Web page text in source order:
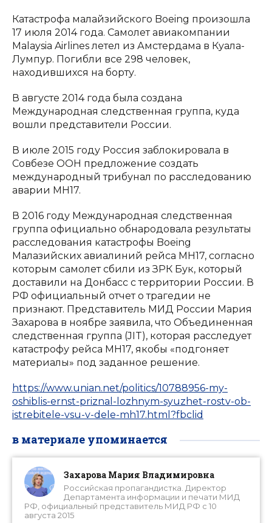
Катастрофа малайзийского Boeing произошла
17 июля 2014 года. Самолет авиакомпании
Malaysia Airlines летел из Амстердама в Куала-
Лумпур. Погибли все 298 человек,
находившихся на борту.
В августе 2014 года была создана
Международная следственная группа, куда
вошли представители России.
В июле 2015 году Россия заблокировала в
Совбезе ООН предложение создать
международный трибунал по расследованию
аварии MH17.
В 2016 году Международная следственная
группа официально обнародовала результаты
расследования катастрофы Boeing
Малазийских авиалиний рейса МН17, согласно
которым самолет сбили из ЗРК Бук, который
доставили на Донбасс с территории России. В
РФ официальный отчет о трагедии не
признают. Представитель МИД России Мария
Захарова в ноябре заявила, что Объединенная
следственная группа (JIT), которая расследует
катастрофу рейса MH17, якобы «подгоняет
материалы» под заданное решение.
https://www.unian.net/politics/10788956-my-
oshiblis-ernst-priznal-lozhnym-syuzhet-rostv-ob-
istrebitele-vsu-v-dele-mh17.html?fbclid
в материале упоминается
Захарова Мария Владимировна
Российская пропагандистка. Директор
Департамента информации и печати МИД
РФ, официальный представитель МИД РФ с 10
августа 2015